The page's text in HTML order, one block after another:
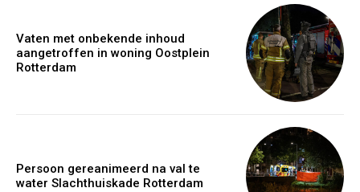
Vaten met onbekende inhoud
aangetroffen in woning Oostplein
Rotterdam
Persoon gereanimeerd na val te
water Slachthuiskade Rotterdam